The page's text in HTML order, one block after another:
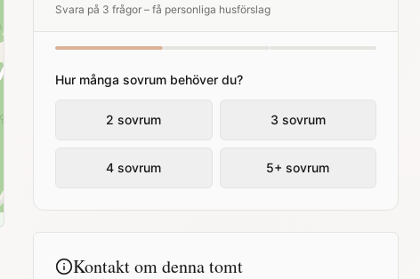
Svara på 3 frågor – få personliga husförslag
Hur många sovrum behöver du?
2 sovrum 3 sovrum
4 sovrum 5+ sovrum
Kontakt om denna tomt